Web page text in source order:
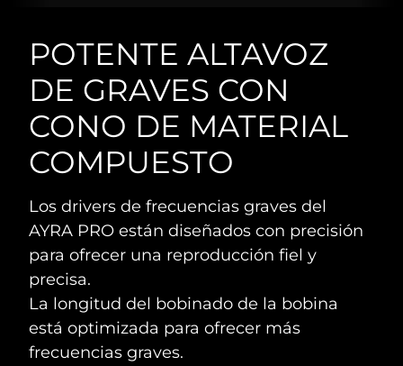
POTENTE ALTAVOZ
DE GRAVES CON
CONO DE MATERIAL
COMPUESTO
Los drivers de frecuencias graves del
AYRA PRO están diseñados con precisión
para ofrecer una reproducción fiel y
precisa.
La longitud del bobinado de la bobina
está optimizada para ofrecer más
frecuencias graves.